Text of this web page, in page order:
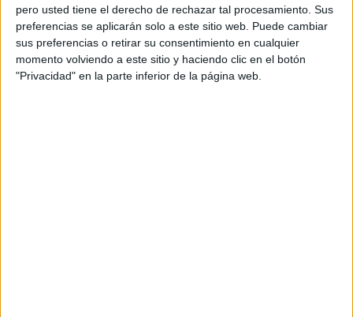
pero usted tiene el derecho de rechazar tal procesamiento. Sus
preferencias se aplicarán solo a este sitio web. Puede cambiar
sus preferencias o retirar su consentimiento en cualquier
momento volviendo a este sitio y haciendo clic en el botón
"Privacidad" en la parte inferior de la página web.